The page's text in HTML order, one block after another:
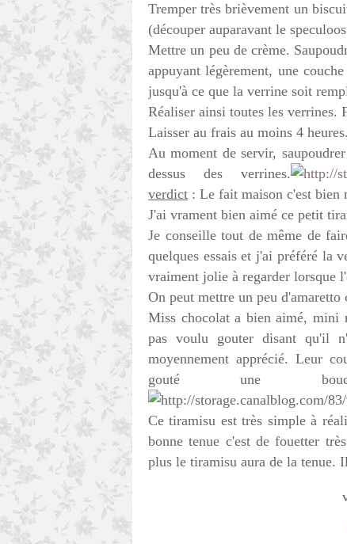
Tremper très brièvement un
(découper auparavant le
Mettre un peu de crème.
appuyant légèrement, une
jusqu'à ce que la verrine soit
Réaliser ainsi toutes les
Laisser au frais au moins 4 heures.
Au moment de servir,
dessus des verrines.
verdict : Le fait maison c'est
J'ai vrament bien aimé ce petit
Je conseille tout de même de
quelques essais et j'ai préféré la
vraiment jolie à regarder lorsque
On peut mettre un peu
Miss chocolat a bien aimé, mini
pas voulu gouter disant qu'il
moyennement apprécié. Leur
gouté une
Ce tiramisu est très simple à
bonne tenue c'est de fouetter
plus le tiramisu aura de la tenue.